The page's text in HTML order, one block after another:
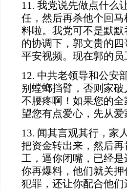
11. 我党说先做点什么
任，然后再杀他个回
料啦。我党可不是默
的协调下，郭文贵的
平安视频。现在郭的
12. 中共老领导和公安
别螳螂挡臂，否则家
不腰疼啊！如果您的
望您有点爱心，先从爱
13. 闻其言观其行，家
把资金转出来，然后
工，逼你闭嘴，已经
你再爆料，他们就关
犯罪，还让你配合他